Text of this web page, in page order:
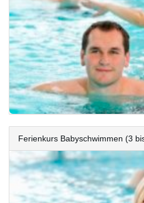
Ferienkurs Babyschwimmen (3